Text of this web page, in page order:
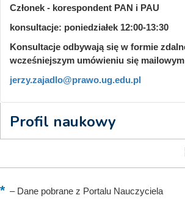
Członek - korespondent PAN i PAU
konsultacje: poniedziałek 12:00-13:30
Konsultacje odbywają się w formie
wcześniejszym umówieniu się
jerzy.zajadlo@prawo.ug.edu.pl
Profil naukowy
–Dane pobrane z Portalu Nauczyciela